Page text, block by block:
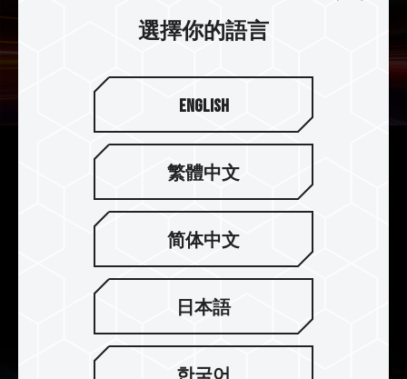
不斷超越極限 旗艦級 SSD
旗艦級 CARDEA A440 PRO PCIe 4.0 SSD 採用最
新 PCIe Gen4 x4 介面，不斷超越極限，提供了令
人驚嘆的 7,400/7,000 MB/s的連續讀取/寫入速
度，比一般 SATA SSD 快 15 倍的優異性能，同時
可向下相容 PCIe 3.0 規格接口。
選擇你的語言
English
繁體中文
简体中文
日本語